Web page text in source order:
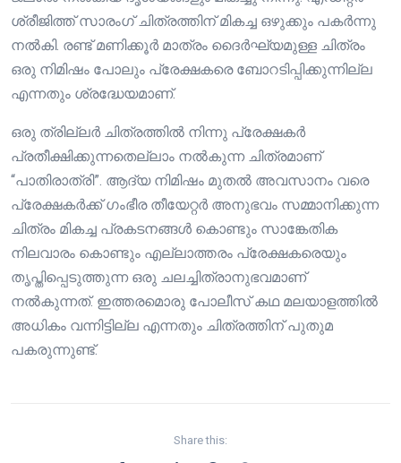
ശ്രീജിത്ത് സാരംഗ് ചിത്രത്തിന് മികച്ച ഒഴുക്കും പകർന്നു
നൽകി. രണ്ട് മണിക്കൂർ മാത്രം ദൈർഘ്യമുള്ള ചിത്രം
ഒരു നിമിഷം പോലും പ്രേക്ഷകരെ ബോറടിപ്പിക്കുന്നില്ല
എന്നതും ശ്രദ്ധേയമാണ്.
ഒരു ത്രില്ലർ ചിത്രത്തിൽ നിന്നു പ്രേക്ഷകർ
പ്രതീക്ഷിക്കുന്നതെല്ലാം നൽകുന്ന ചിത്രമാണ്
“പാതിരാത്രി”. ആദ്യ നിമിഷം മുതൽ അവസാനം വരെ
പ്രേക്ഷകർക്ക് ഗംഭീര തീയേറ്റർ അനുഭവം സമ്മാനിക്കുന്ന
ചിത്രം മികച്ച പ്രകടനങ്ങൾ കൊണ്ടും സാങ്കേതിക
നിലവാരം കൊണ്ടും എല്ലാത്തരം പ്രേക്ഷകരെയും
തൃപ്തിപ്പെടുത്തുന്ന ഒരു ചലച്ചിത്രാനുഭവമാണ്
നൽകുന്നത്. ഇത്തരമൊരു പോലീസ് കഥ മലയാളത്തിൽ
അധികം വന്നിട്ടില്ല എന്നതും ചിത്രത്തിന് പുതുമ
പകരുന്നുണ്ട്.
Share this: